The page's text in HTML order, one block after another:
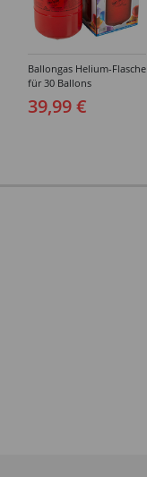
Ballongas Helium-Flasche
für 30 Ballons
39,99 €